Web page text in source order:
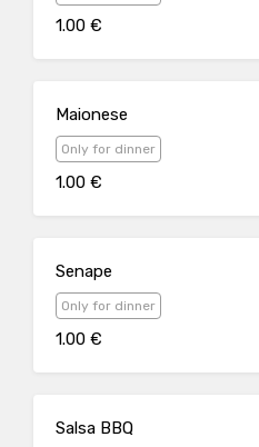
1.00 €
Maionese
Only for dinner
1.00 €
Senape
Only for dinner
1.00 €
Salsa BBQ